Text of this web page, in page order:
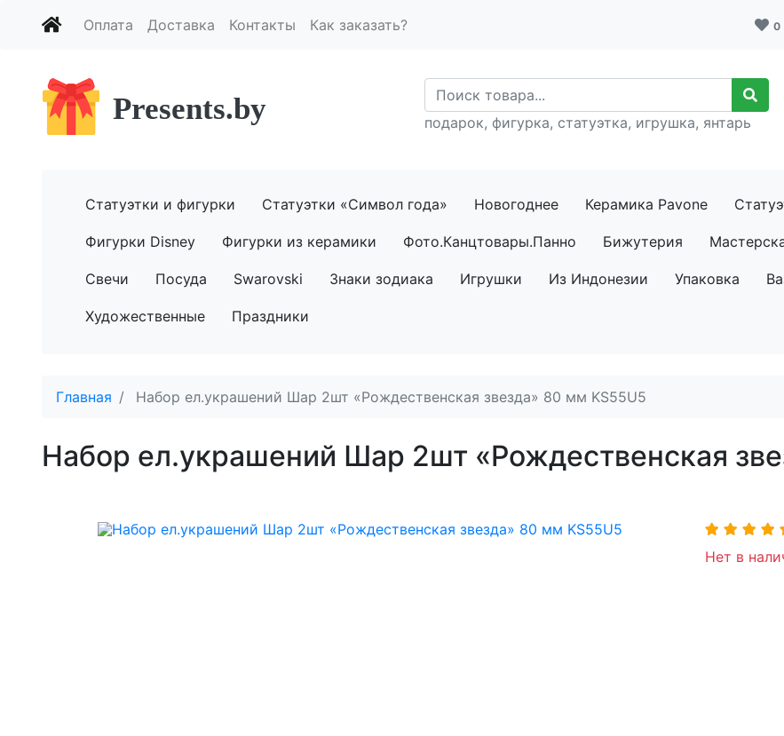
Оплата Доставка Контакты Как заказать? 0
Presents.by подарок, фигурка, статуэтка, игрушка, янтарь
Статуэтки и фигурки Статуэтки «Символ года» Новогоднее Керамика Pavone
Фигурки Disney Фигурки из керамики Фото.Канцтовары.Панно Бижутерия
Свечи Посуда Swarovski Знаки зодиака Игрушки Из Индонезии Упаковка
Художественные Праздники
Главная Набор ел.украшений Шар 2шт «Рождественская звезда» 80 мм KS55U5
Набор ел.украшений Шар 2шт «Рождественская
Нет в